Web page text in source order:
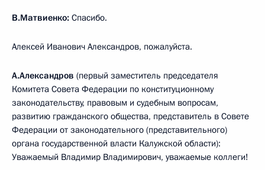
В.Матвиенко: Спасибо.
Алексей Иванович Александров, пожалуйста.
А.Александров (первый заместитель председателя
Комитета Совета Федерации по конституционному
законодательству, правовым и судебным вопросам,
развитию гражданского общества, представитель в Совете
Федерации от законодательного (представительного)
органа государственной власти Калужской области):
Уважаемый Владимир Владимирович, уважаемые коллеги!